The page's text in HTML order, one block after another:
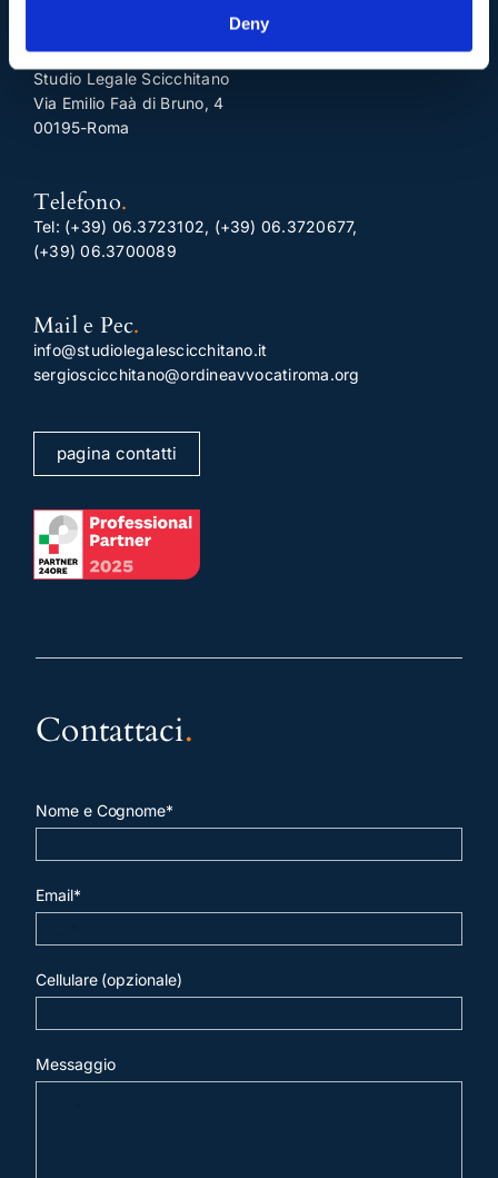
Deny
Indirizzo postale unificato.
Studio Legale Scicchitano
Via Emilio Faà di Bruno, 4
00195-Roma
Telefono.
Tel: (+39) 06.3723102, (+39) 06.3720677,
(+39) 06.3700089
Mail e Pec.
info@studiolegalescicchitano.it
sergioscicchitano@ordineavvocatiroma.org
pagina contatti
Contattaci.
Nome e Cognome*
Email*
Cellulare (opzionale)
Messaggio